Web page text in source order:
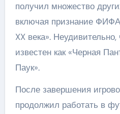
получил множество
включая признание
XX века».
известен как «Черная
Паук».
После завершения
продолжил работать в